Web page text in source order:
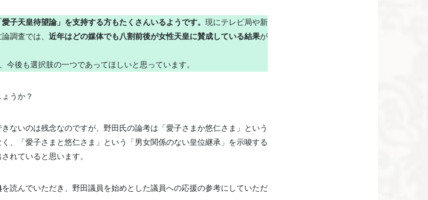
子天皇待望論」を支持する方もたくさんいるようです。 現にテレビ局や新
調査では、 近年はどの媒体でも八割前後が女性天皇に賛成している結果が
今後も選択肢の一つであってほしいと思っています。
うか？
ないのは残念なのですが、野田氏の論考は「愛子さまか悠仁さま」という
、「愛子さまと悠仁さま」という「男女関係のない皇位継承」を示唆する
れていると思います。
を読んでいただき、野田議員を始めとした議員への応援の参考にしていただ